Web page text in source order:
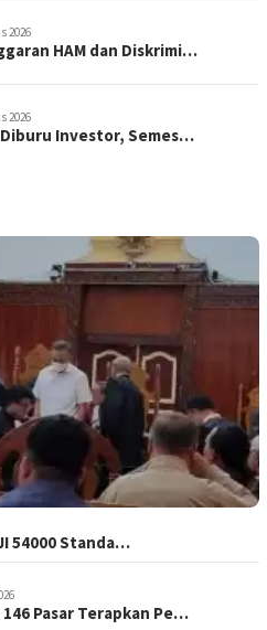
2026
HAM dan Diskrimi…
2026
Investor, Semes…
54000 Standa…
146 Pasar Terapkan Pe…